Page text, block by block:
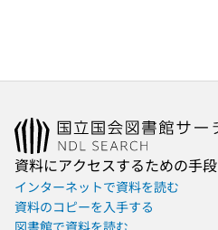
資料にアクセスするための手段
インターネットで資料を読む
資料のコピーを入手する